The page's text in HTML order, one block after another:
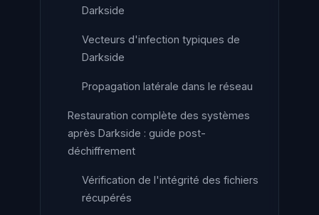
Darkside
Vecteurs d'infection typiques de
Darkside
Propagation latérale dans le réseau
Restauration complète des systèmes
après Darkside : guide post-
déchiffrement
Vérification de l'intégrité des fichiers
récupérés